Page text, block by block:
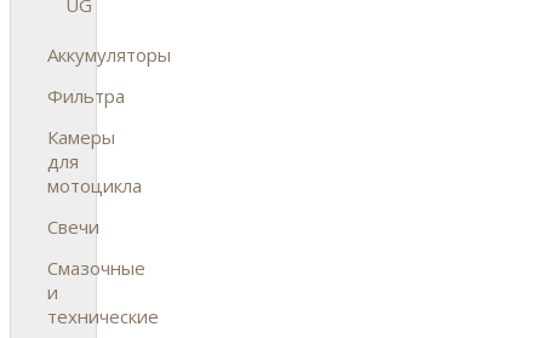
Аккумуляторы
Фильтра
Камеры
для
мотоцикла
Свечи
Смазочные
и
технические